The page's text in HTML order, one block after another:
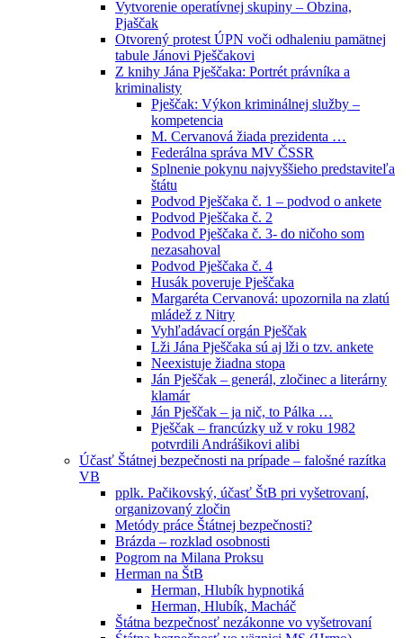
Vytvorenie operatívnej skupiny – Obzina,
Pjaščak
Otvorený protest ÚPN voči odhaleniu pamätnej
tabule Jánovi Pješčakovi
Z knihy Jána Pješčaka: Portrét právníka a
kriminalisty
Pješčak: Výkon kriminálnej služby –
kompetencia
M. Cervanová žiada prezidenta …
Federálna správa MV ČSSR
Splnenie pokynu najvyššieho predstaviteľa
štátu
Podvod Pješčaka č. 1 – podvod o ankete
Podvod Pješčaka č. 2
Podvod Pješčaka č. 3- do ničoho som
nezasahoval
Podvod Pješčaka č. 4
Husák poveruje Pješčaka
Margaréta Cervanová: upozornila na zlatú
mládež z Nitry
Vyhľadávací orgán Pješčak
Lži Jána Pješčaka sú aj lži o tzv. ankete
Neexistuje žiadna stopa
Ján Pješčak – generál, zločinec a literárny
klamár
Ján Pješčak – ja nič, to Pálka …
Pješčak – francúzky už v roku 1982
potvrdili Andrášikovi alibi
Účasť Štátnej bezpečnosti na prípade – falošné razítka
VB
pplk. Pačikovský, účasť ŠtB pri vyšetrovaní,
organizovaný zločin
Metódy práce Štátnej bezpečnosti?
Brázda – rozklad osobnosti
Pogrom na Milana Proksu
Herman na ŠtB
Herman, Hlubík hypnotiká
Herman, Hlubík, Macháč
Štátna bezpečnosť nezákonne vo vyšetrovaní